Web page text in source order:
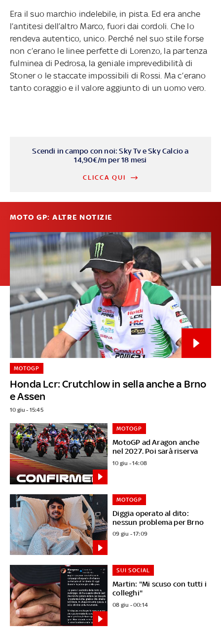
Era il suo marchio indelebile, in pista. Ed era anche
l’antitesi dell’altro Marco, fuori dai cordoli. Che lo
rendeva autentico, unico. Perché nel suo stile forse
non c’erano le linee perfette di Lorenzo, la partenza
fulminea di Pedrosa, la geniale imprevedibilità di
Stoner o le staccate impossibili di Rossi. Ma c’erano
tanto coraggio e il valore aggiunto di un uomo vero.
Scendi in campo con noi: Sky Tv e Sky Calcio a
14,90€/m per 18 mesi
CLICCA QUI
MOTO GP: ALTRE NOTIZIE
Honda Lcr: Crutchlow in sella anche a Brno
e Assen
MOTOGP
10 giu - 15:45
MotoGP ad Aragon anche
nel 2027. Poi sarà riserva
MOTOGP
10 giu - 14:08
Diggia operato al dito:
nessun problema per Brno
MOTOGP
09 giu - 17:09
Martin: "Mi scuso con tutti i
colleghi"
SUI SOCIAL
08 giu - 00:14